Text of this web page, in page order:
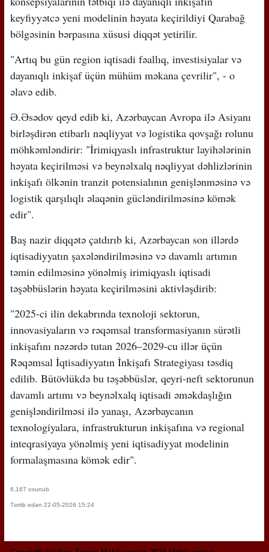
keyfiyyətcə yeni modelinin həyata keçirildiyi Qarabağ
bölgəsinin bərpasına xüsusi diqqət yetirilir.
"Artıq bu gün region iqtisadi fəallıq, investisiyalar və
dayanıqlı inkişaf üçün mühüm məkana çevrilir", - o
əlavə edib.
Ə.Əsədov qeyd edib ki, Azərbaycan Avropa ilə Asiyanı
birləşdirən etibarlı nəqliyyat və logistika qovşağı rolunu
möhkəmləndirir: "İrimiqyaslı infrastruktur layihələrinin
həyata keçirilməsi və beynəlxalq nəqliyyat dəhlizlərinin
inkişafı ölkənin tranzit potensialının genişlənməsinə və
logistik qarşılıqlı əlaqənin gücləndirilməsinə kömək
edir".
Baş nazir diqqətə çatdırıb ki, Azərbaycan son illərdə
iqtisadiyyatın şaxələndirilməsinə və davamlı artımın
təmin edilməsinə yönəlmiş irimiqyaslı iqtisadi
təşəbbüslərin həyata keçirilməsini aktivləşdirib:
"2025-ci ilin dekabrında texnoloji sektorun,
innovasiyaların və rəqəmsal transformasiyanın sürətli
inkişafını nəzərdə tutan 2026–2029-cu illər üçün
Rəqəmsal İqtisadiyyatın İnkişafı Strategiyası təsdiq
edilib. Bütövlükdə bu təşəbbüslər, qeyri-neft sektorunun
davamlı artımı və beynəlxalq iqtisadi əməkdaşlığın
genişləndirilməsi ilə yanaşı, Azərbaycanın
texnologiyalara, infrastrukturun inkişafına və regional
inteqrasiyaya yönəlmiş yeni iqtisadiyyat modelinin
formalaşmasına kömək edir".
6,167 oxunub
Tərtib edən 22-05-2026 15:24